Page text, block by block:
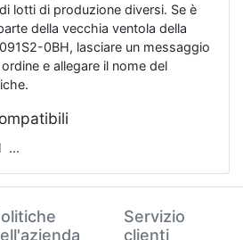
lotti di produzione diversi. Se è
della vecchia ventola della
0BH, lasciare un messaggio
e allegare il nome del
Servizio
clienti